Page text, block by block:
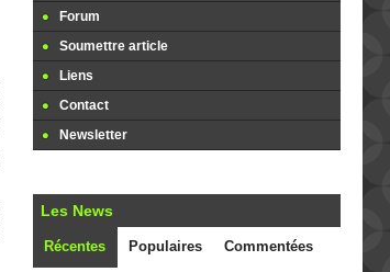
Forum
Soumettre article
Liens
Contact
Newsletter
Les News
Récentes Populaires Commentées